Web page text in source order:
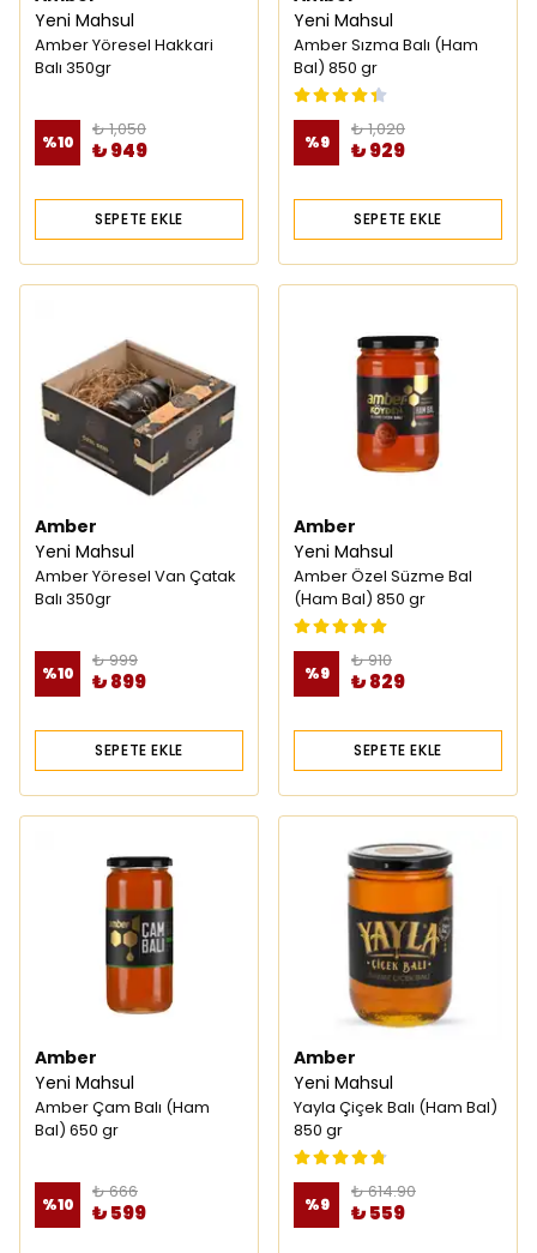
Yeni Mahsul
Amber Yöresel Hakkari
Balı 350gr
%10
₺ 1,050
₺ 949
SEPETE EKLE
Yeni Mahsul
Amber Sızma Balı (Ham
Bal) 850 gr
%9
₺ 1,020
₺ 929
SEPETE EKLE
Amber
Yeni Mahsul
Amber Yöresel Van Çatak
Balı 350gr
%10
₺ 999
₺ 899
SEPETE EKLE
Amber
Yeni Mahsul
Amber Özel Süzme Bal
(Ham Bal) 850 gr
%9
₺ 910
₺ 829
SEPETE EKLE
Amber
Yeni Mahsul
Amber Çam Balı (Ham
Bal) 650 gr
%10
₺ 666
₺ 599
Amber
Yeni Mahsul
Yayla Çiçek Balı (Ham Bal)
850 gr
%9
₺ 614.90
₺ 559